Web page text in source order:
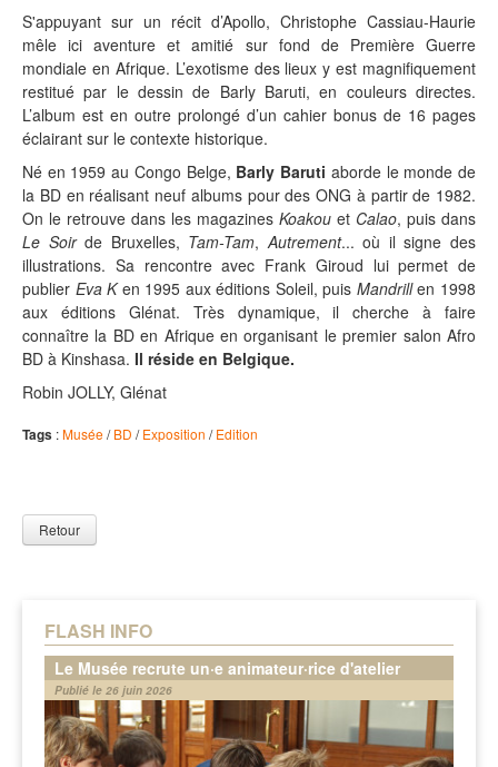
FLASH INFO
Le Musée recrute un·e animateur·rice d'atelier
Publié le 26 juin 2026
S'appuyant sur un récit d’Apollo, Christophe Cassiau-Haurie
mêle ici aventure et amitié sur fond de Première Guerre
mondiale en Afrique. L’exotisme des lieux y est magnifiquement
restitué par le dessin de Barly Baruti, en couleurs directes.
L’album est en outre prolongé d’un cahier bonus de 16 pages
éclairant sur le contexte historique.
Né en 1959 au Congo Belge, Barly Baruti aborde le monde de
la BD en réalisant neuf albums pour des ONG à partir de 1982.
On le retrouve dans les magazines Koakou et Calao, puis dans
Le Soirde Bruxelles, Tam-Tam,Autrement... où il signe des
illustrations. Sa rencontre avec Frank Giroud lui permet de
publier Eva Ken 1995 aux éditions Soleil, puis Mandrillen 1998
aux éditions Glénat. Très dynamique, il cherche à faire
connaître la BD en Afrique en organisant le premier salon Afro
BD à Kinshasa. Il réside en Belgique.
Robin JOLLY, Glénat
Tags :Musée/BD /Exposition /Edition
Retour